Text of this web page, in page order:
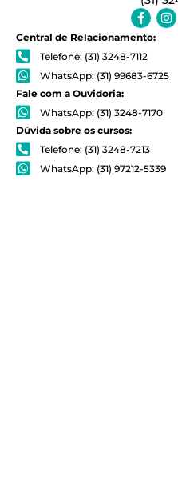
f
Central de Relacionamento:
Telefone: (31) 3248-7112
WhatsApp: (31) 99683-6725
Fale com a Ouvidoria:
WhatsApp: (31) 3248-7170
Dúvida sobre os cursos:
Telefone: (31) 3248-7213
WhatsApp: (31) 97212-5339